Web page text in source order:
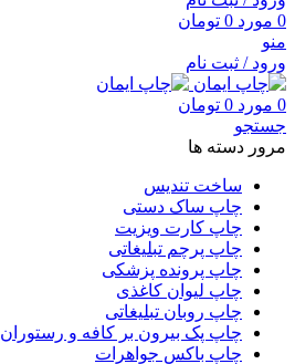
0 مورد 0 تومان
منو
ورود / ثبت نام
0 مورد 0 تومان
جستجو
مرور دسته ها
ساخت تندیس
چاپ ساک دستی
چاپ کارت ویزیت
چاپ پرچم تبلیغاتی
چاپ پرونده پزشکی
چاپ لیوان کاغذی
چاپ روبان تبلیغاتی
چاپ پک بیرون بر کافه و رستوران
چاپ باکس جواهرات